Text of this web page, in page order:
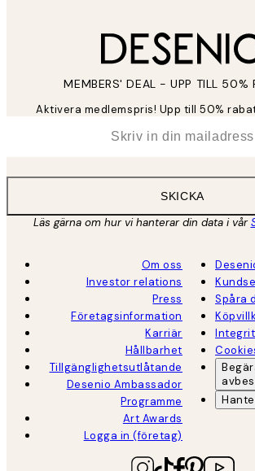
MEMBERS' DEAL - UPP TILL 50%
Aktivera medlemspris! Upp till 50%
SKICKA
Läs gärna om hur vi hanterar din data i vår
Om oss
Investor relations
Press
Företagsinformation
Karriär
Hållbarhet
Tillgänglighetsutlåtande
Desenio Ambassador
Programme
Art Awards
Logga in (företag)
Spåra